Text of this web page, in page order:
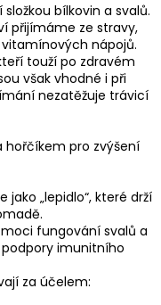
bílkovin a svalů.
přijímáme ze stravy,
nápojů.
touží po zdravém
však vhodné i při
nezatěžuje trávicí
hořčíkem pro zvýšení
„lepidlo“, které drží
fungování svalů a
imunitního
za účelem: